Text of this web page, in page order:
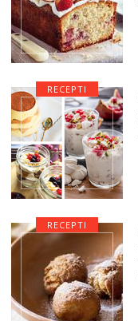
RECEPTI
RECEPTI